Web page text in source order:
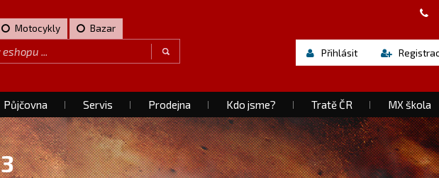
Motocykly Bazar
Přihlásit
Půjčovna Servis Prodejna Kdo jsme? Tratě ČR MX škola